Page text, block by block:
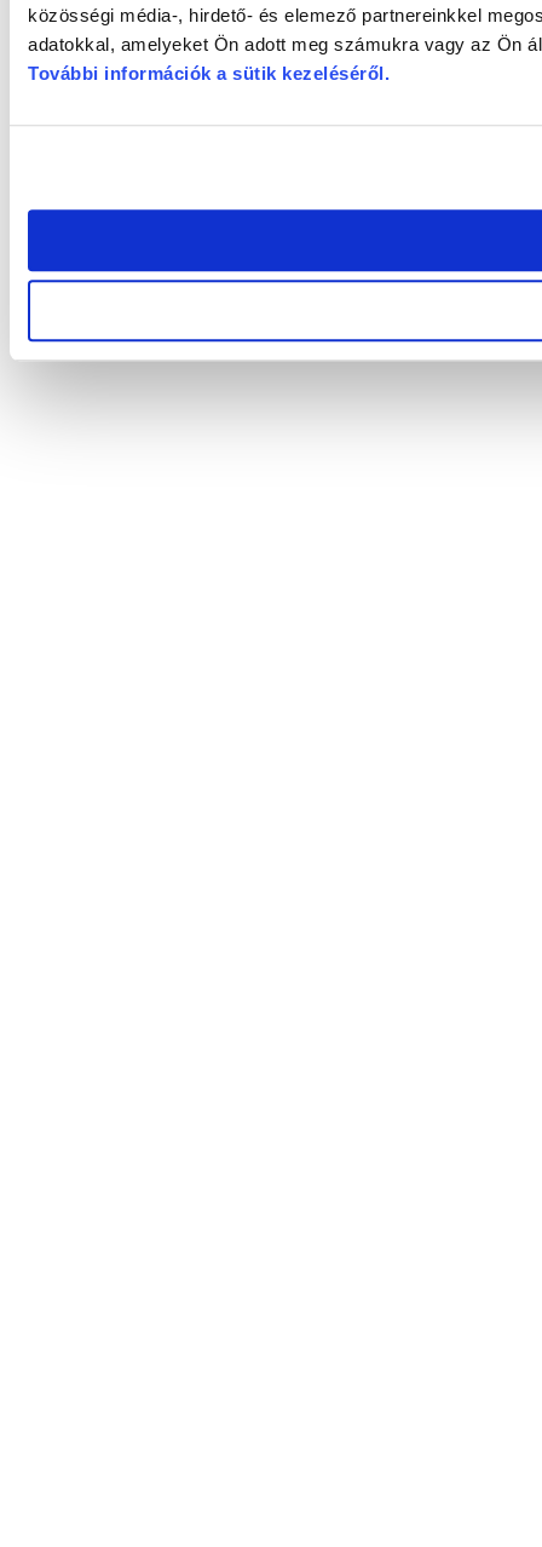
közösségi média-, hirdető- és elemező partnereinkkel
adatokkal, amelyeket Ön adott meg számukra vagy az Ön
További információk a sütik kezeléséről.